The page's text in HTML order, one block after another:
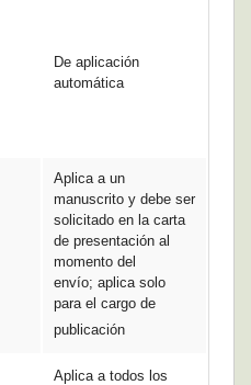
De aplicación
automática
Aplica a un
manuscrito y debe ser
solicitado en la carta
de presentación al
momento del
envío; aplica solo
para el cargo de
publicación
Aplica a todos los